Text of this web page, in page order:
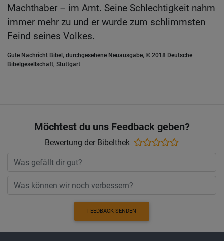
Machthaber – im Amt. Seine Schlechtigkeit nahm
immer mehr zu und er wurde zum schlimmsten
Feind seines Volkes.
Gute Nachricht Bibel, durchgesehene Neuausgabe, © 2018 Deutsche
Bibelgesellschaft, Stuttgart
Möchtest du uns Feedback geben?
Bewertung der Bibelthek
FEEDBACK SENDEN